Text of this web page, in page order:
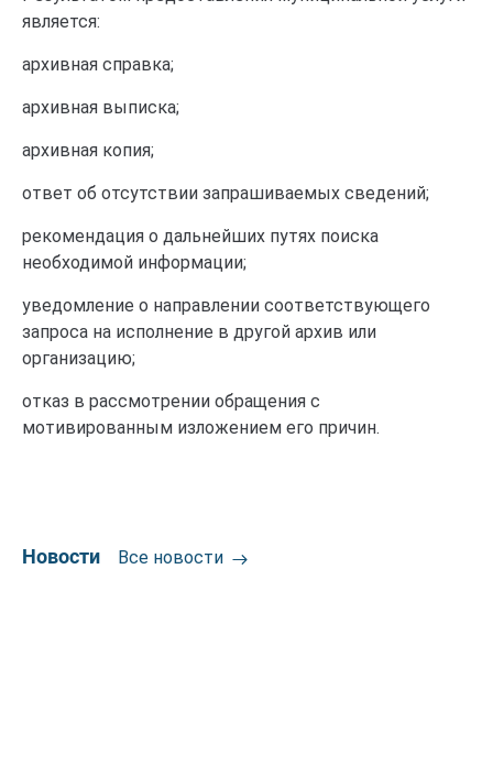
является:
архивная справка;
архивная выписка;
архивная копия;
ответ об отсутствии запрашиваемых сведений;
рекомендация о дальнейших путях поиска
необходимой информации;
уведомление о направлении соответствующего
запроса на исполнение в другой архив или
организацию;
отказ в рассмотрении обращения с
мотивированным изложением его причин.
Новости Все новости